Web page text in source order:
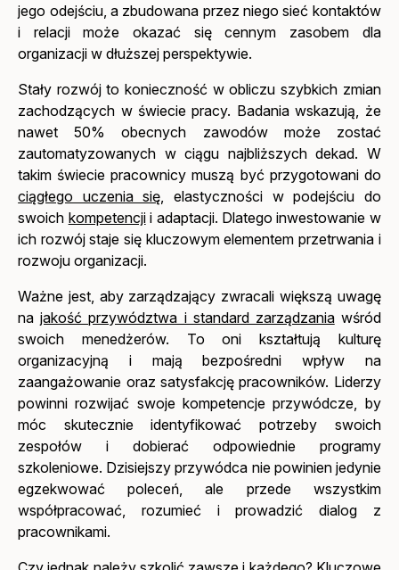
jego odejściu, a zbudowana przez niego sieć kontaktów
i relacji może okazać się cennym zasobem dla
organizacji w dłuższej perspektywie.
Stały rozwój to konieczność w obliczu szybkich zmian
zachodzących w świecie pracy. Badania wskazują, że
nawet 50% obecnych zawodów może zostać
zautomatyzowanych w ciągu najbliższych dekad. W
takim świecie pracownicy muszą być przygotowani do
ciągłego uczenia się , elastyczności w podejściu do
swoich kompetencjii adaptacji. Dlatego inwestowanie w
ich rozwój staje się kluczowym elementem przetrwania i
rozwoju organizacji.
Ważne jest, aby zarządzający zwracali większą uwagę
najakość przywództwa i standard zarządzaniawśród
swoich menedżerów. To oni kształtują kulturę
organizacyjną i mają bezpośredni wpływ na
zaangażowanie oraz satysfakcję pracowników. Liderzy
powinni rozwijać swoje kompetencje przywódcze, by
móc skutecznie identyfikować potrzeby swoich
zespołów i dobierać odpowiednie programy
szkoleniowe. Dzisiejszy przywódca nie powinien jedynie
egzekwować poleceń, ale przede wszystkim
współpracować, rozumieć i prowadzić dialog z
pracownikami.